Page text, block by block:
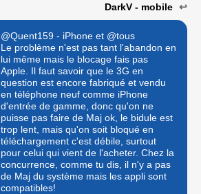
DarkV - mobile ↩
@Quent159 - iPhone et @tous
Le problème n'est pas tant l'abandon en
lui même mais le blocage fais pas
Apple. Il faut savoir que le 3G en
question est encore fabriqué et vendu
en téléphone neuf comme iPhone
d'entrée de gamme, donc qu'on ne
puisse pas faire de Maj ok, le bidule est
trop lent, mais qu'on soit bloqué en
téléchargement c'est débile, surtout
pour celui qui vient de l'acheter. Chez la
concurrence, comme tu dis, il n'y a pas
de Maj du système mais les appli sont
compatibles!